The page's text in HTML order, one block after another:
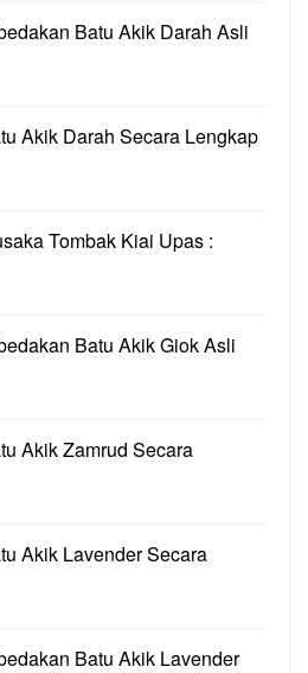
Batu Akik Darah Asli
Akik Darah Secara Lengkap
Tombak Kiai Upas :
Batu Akik Giok Asli
Akik Zamrud Secara
Akik Lavender Secara
Batu Akik Lavender